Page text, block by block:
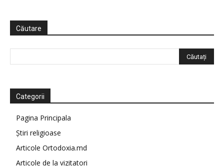
Căutare
Categorii
Pagina Principala
Știri religioase
Articole Ortodoxia.md
Articole de la vizitatori